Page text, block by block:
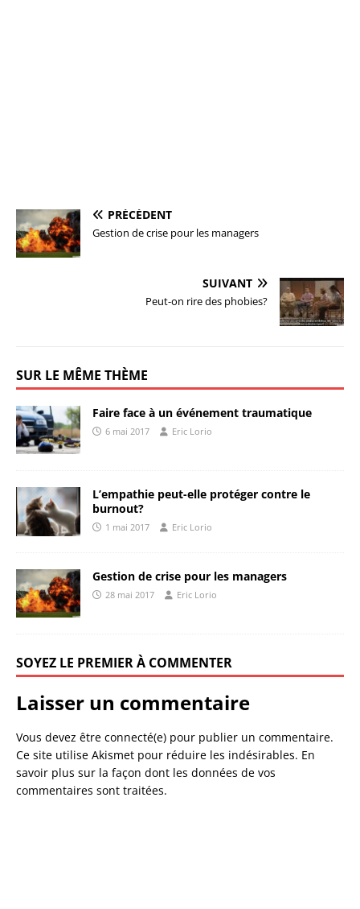
PRÉCÉDENT
Gestion de crise pour les managers
SUIVANT
Peut-on rire des phobies?
SUR LE MÊME THÈME
Faire face à un événement traumatique
6 mai 2017 Eric Lorio
L’empathie peut-elle protéger contre le
burnout?
1 mai 2017 Eric Lorio
Gestion de crise pour les managers
28 mai 2017 Eric Lorio
SOYEZ LE PREMIER À COMMENTER
Laisser un commentaire
Vous devez être connecté(e) pour publier un commentaire.
Ce site utilise Akismet pour réduire les indésirables. En
savoir plus sur la façon dont les données de vos
commentaires sont traitées.